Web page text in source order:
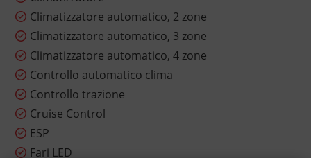
Climatizzatore automatico, 2 zone
Climatizzatore automatico, 3 zone
Climatizzatore automatico, 4 zone
Controllo automatico clima
Controllo trazione
Cruise Control
ESP
Fari LED